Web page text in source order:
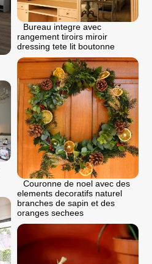
Bureau integre avec
rangement tiroirs miroir
dressing tete lit boutonne
Couronne de noel avec des
elements decoratifs naturel
branches de sapin et des
oranges sechees